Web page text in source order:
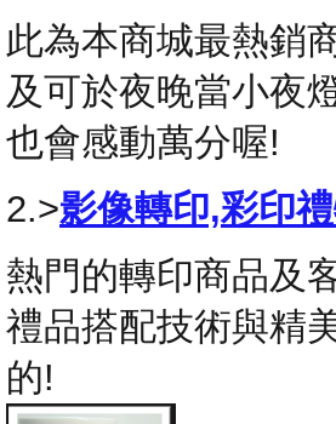
此為本商城最熱銷
及可於夜晚當小夜
也會感動萬分喔!
2.>影像轉印,彩印
熱門的轉印商品及
禮品搭配技術與精
的!